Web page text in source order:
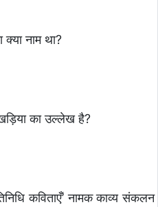
नाम था?
का उल्लेख है?
कविताएँ’ नामक काव्य संकलन